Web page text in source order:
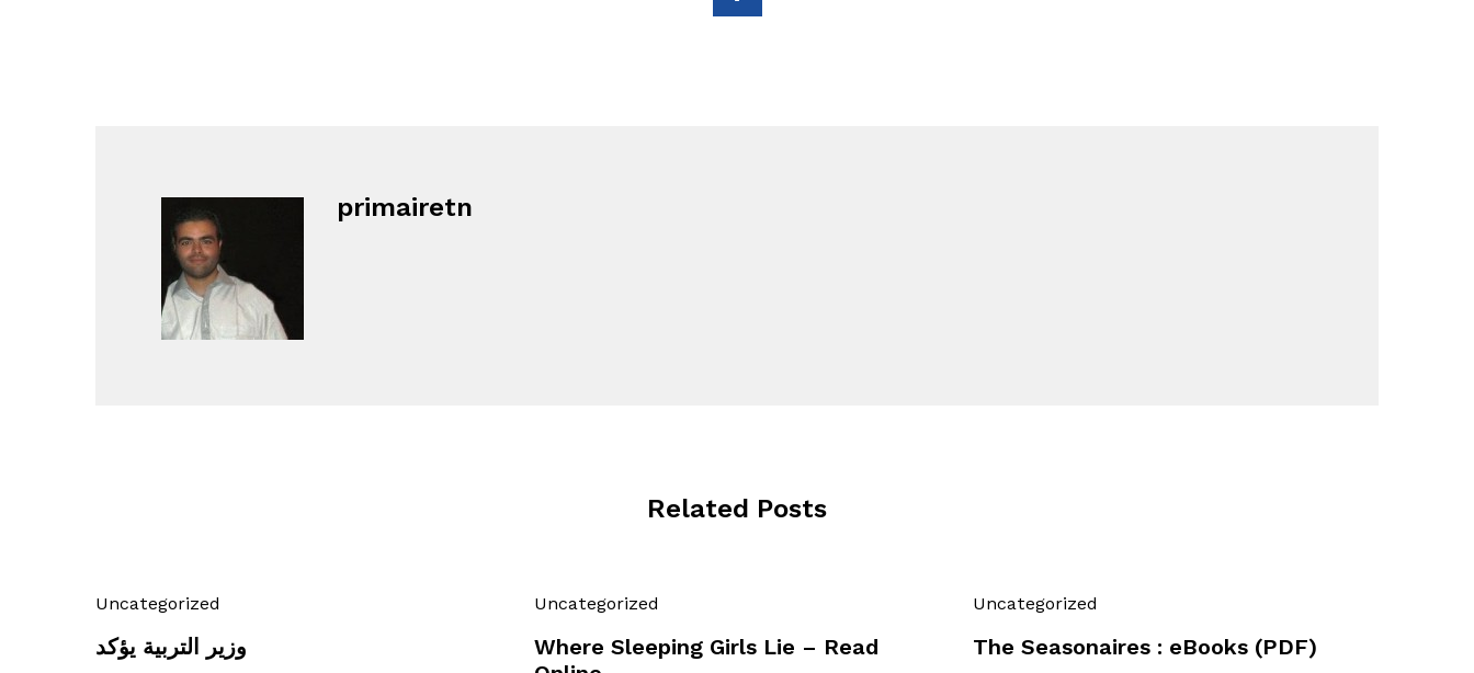
primairetn
Related Posts
Uncategorized
وزير التربية يؤكد
Uncategorized
Where Sleeping Girls Lie – Read
Uncategorized
The Seasonaires : eBooks (PDF)